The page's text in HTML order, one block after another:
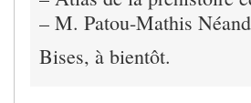
– M. Patou-Mathis
Bises, à bientôt.